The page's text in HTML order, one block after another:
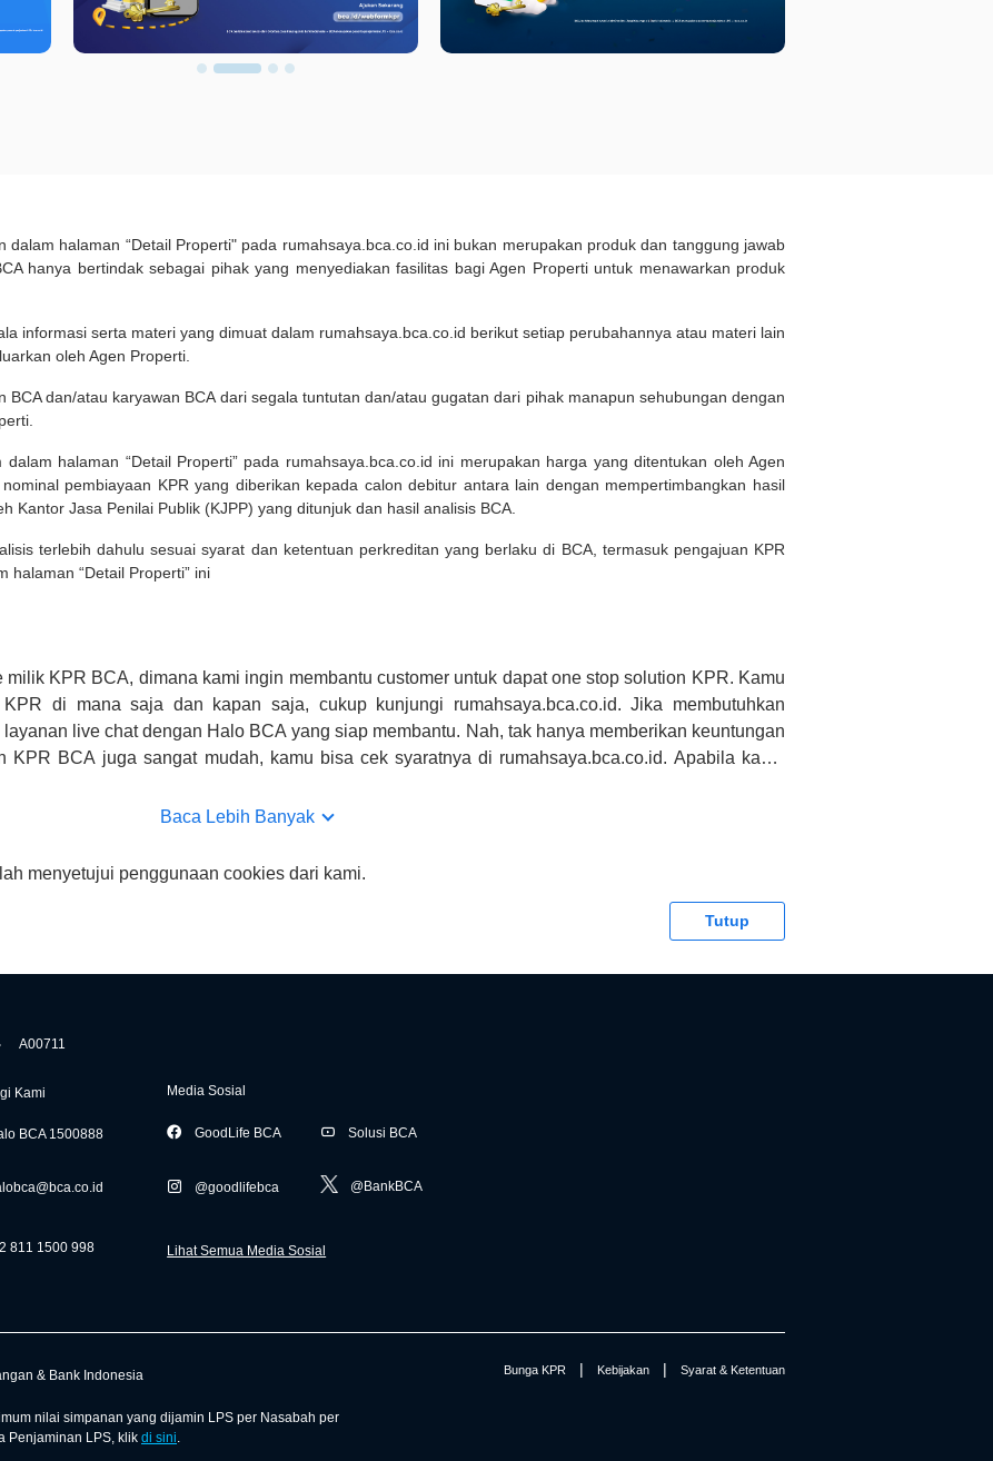
dalam halaman “Detail Properti" pada rumahsaya.bca.co.id ini bukan merupakan produk dan tanggung jawab
hanya bertindak sebagai pihak yang menyediakan fasilitas bagi Agen Properti untuk menawarkan produk
informasi serta materi yang dimuat dalam rumahsaya.bca.co.id berikut setiap perubahannya atau materi lain
oleh Agen Properti.
dan/atau karyawan BCA dari segala tuntutan dan/atau gugatan dari pihak manapun sehubungan dengan
halaman “Detail Properti” pada rumahsaya.bca.co.id ini merupakan harga yang ditentukan oleh Agen
pembiayaan KPR yang diberikan kepada calon debitur antara lain dengan mempertimbangkan hasil
Kantor Jasa Penilai Publik (KJPP) yang ditunjuk dan hasil analisis BCA.
terlebih dahulu sesuai syarat dan ketentuan perkreditan yang berlaku di BCA, termasuk pengajuan KPR
halaman “Detail Properti” ini
KPR BCA, dimana kami ingin membantu customer untuk dapat one stop solution KPR. Kamu
di mana saja dan kapan saja, cukup kunjungi rumahsaya.bca.co.id. Jika membutuhkan
live chat dengan Halo BCA yang siap membantu. Nah, tak hanya memberikan keuntungan
KPR BCA juga sangat mudah, kamu bisa cek syaratnya di rumahsaya.bca.co.id. Apabila kamu
yang bisa di verifikasi oleh BCA.
Baca Lebih Banyak
menyetujui penggunaan cookies dari kami.
Tutup
A00711
Kami
BCA 1500888
811 1500 998
Media Sosial
GoodLife BCA
@goodlifebca
Solusi BCA
@BankBCA
Lihat Semua Media Sosial
& Bank Indonesia
nilai simpanan yang dijamin LPS per Nasabah per
Penjaminan LPS, klik di sini.
Bunga KPR | Kebijakan | Syarat & Ketentuan